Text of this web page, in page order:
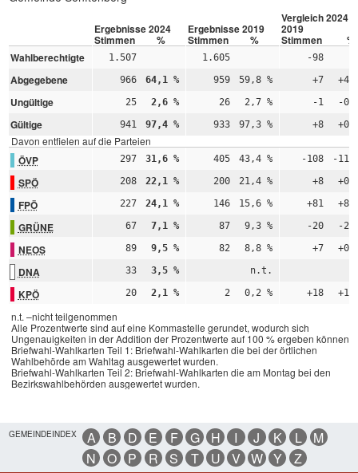
Ergebnisse 2024 Ergebnisse 2019
Vergleich 2024 –
2019
Stimmen % Stimmen % Stimmen
%
Wahlberechtigte
1.507 1.605 -98
Abgegebene 966 64,1 % 959 59,8 % +7
Ungültige 25 2,6 % 26 2,7 % -1 -
Gültige 941 97,4 % 933 97,3 % +8
Davon entfielen auf die Parteien
ÖVP 297 31,6 % 405 43,4 % -108 -
SPÖ 208 22,1 % 200 21,4 % +8
FPÖ 227 24,1 % 146 15,6 % +81
GRÜNE 67 7,1 % 87 9,3 % -20 -
NEOS 89 9,5 % 82 8,8 % +7
DNA 33 3,5 % n.t.
KPÖ 20 2,1 % 2 0,2 % +18
n.t. –nicht teilgenommen
Alle Prozentwerte sind auf eine Kommastelle gerundet, wodurch sich
Ungenauigkeiten in der Addition der Prozentwerte auf 100 % ergeben können.
Briefwahl-Wahlkarten Teil 1: Briefwahl-Wahlkarten die bei der örtlichen
Wahlbehörde am Wahltag ausgewertet wurden.
Briefwahl-Wahlkarten Teil 2: Briefwahl-Wahlkarten die am Montag bei den
Bezirkswahlbehörden ausgewertet wurden.
GEMEINDEINDEX A B D E F G H I J K L
M
N
O P R S T U V W Y Z